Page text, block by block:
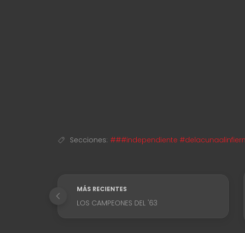
Secciones: ###independiente
MÁS RECIENTES
LOS CAMPEONES DEL '63